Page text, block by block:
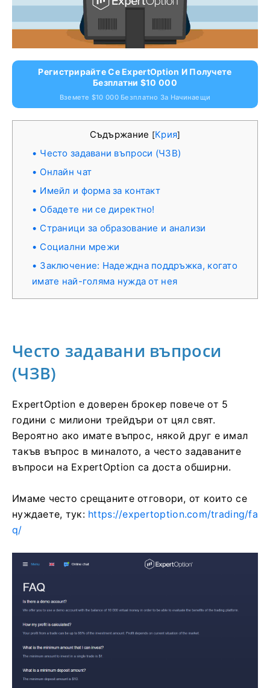
Регистрирайте Се ExpertOption И Получете
Безплатни $10 000
Вземете $10 000 Безплатно За Начинаещи
Съдържание [Крия]
Често задавани въпроси (ЧЗВ)
Онлайн чат
Имейл и форма за контакт
Обадете ни се директно!
Страници за образование и анализи
Социални мрежи
Заключение: Надеждна поддръжка, когато
имате най-голяма нужда от нея
Често задавани въпроси
(ЧЗВ)
ExpertOption е доверен брокер повече от 5
години с милиони трейдъри от цял ​​свят.
Вероятно ако имате въпрос, някой друг е имал
такъв въпрос в миналото, а често задаваните
въпроси на ExpertOption са доста обширни.
Имаме често срещаните отговори, от които се
нуждаете, тук: https://expertoption.com/trading/fa
q/